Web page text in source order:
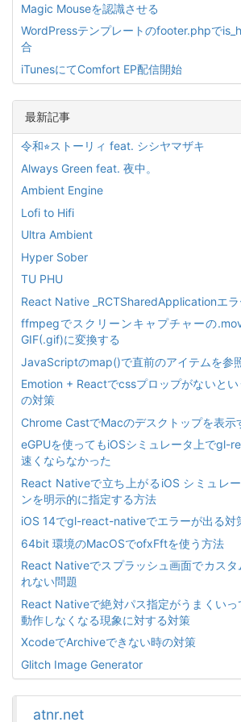
Magic Mouseを認識させる
WordPressテンプレートのfooter.phpで
合
iTunesにてComfort EP配信開始
最新記事
令和⭐︎ストーリィ feat. シシヤマザキ
Always Green feat. 夜中。
Ambient Engine
Lofi to Hifi
Ultra Ambient
Hyper Sober
TU PHU
React Native _RCTSharedApplicationエ
ffmpegでスクリーンキャプチャーの
GIF(.gif)に変換する
JavaScriptのmap()で直前のアイテムを参
Emotion + Reactでcssプロップがないとい
の対策
Chrome CastでMacのデスクトップを表示
eGPUを使ってもiOSシミュレータ上でgl-
速くならなかった
React Nativeで立ち上がるiOS シミュレ
ンを明示的に指定する方法
iOS 14でgl-react-nativeでエラーが出る対
64bit 環境のMacOSでofxFftを使う方法
React Nativeでスプラッシュ画面でカスタ
れない問題
React Nativeで絶対パス指定がうまくい
動作しなくなる現象に対する対策
XcodeでArchiveできない時の対策
Glitch Image Generator
atnr.net